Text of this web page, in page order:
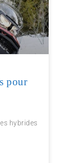
pour
hybrides